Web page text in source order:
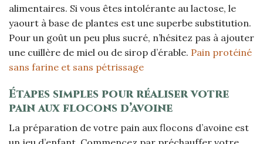
alimentaires. Si vous êtes intolérante au lactose, le
yaourt à base de plantes est une superbe substitution.
Pour un goût un peu plus sucré, n’hésitez pas à ajouter
une cuillère de miel ou de sirop d’érable. Pain protéiné
sans farine et sans pétrissage
Étapes simples pour réaliser votre
pain aux flocons d’avoine
La préparation de votre pain aux flocons d’avoine est